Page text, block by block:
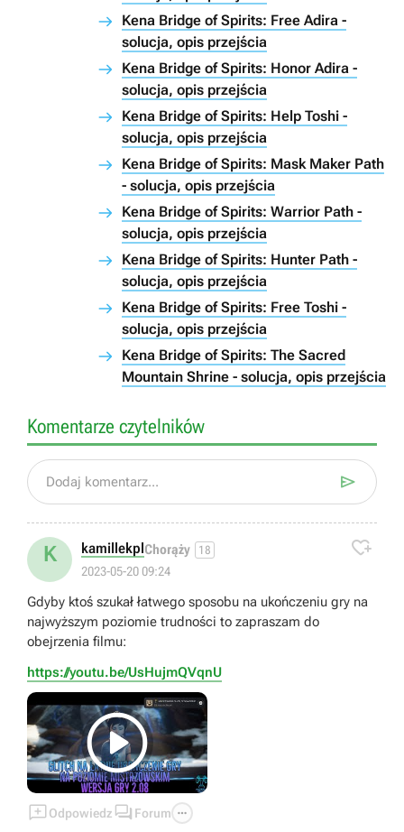
Kena Bridge of Spirits: Free Adira -
solucja, opis przejścia
Kena Bridge of Spirits: Honor Adira -
solucja, opis przejścia
Kena Bridge of Spirits: Help Toshi -
solucja, opis przejścia
Kena Bridge of Spirits: Mask Maker Path
- solucja, opis przejścia
Kena Bridge of Spirits: Warrior Path -
solucja, opis przejścia
Kena Bridge of Spirits: Hunter Path -
solucja, opis przejścia
Kena Bridge of Spirits: Free Toshi -
solucja, opis przejścia
Kena Bridge of Spirits: The Sacred
Mountain Shrine - solucja, opis przejścia
Komentarze czytelników
Dodaj komentarz... 
K kamillekplChorąży 18
2023-05-20 09:24

Gdyby ktoś szukał łatwego sposobu na ukończeniu gry na
najwyższym poziomie trudności to zapraszam do
obejrzenia filmu:
https://youtu.be/UsHujmQVqnU

Odpowiedz  Forum 